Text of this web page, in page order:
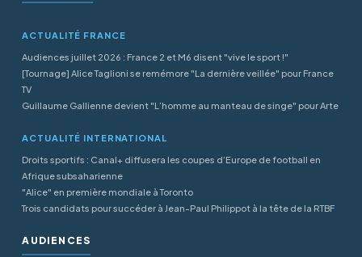
ACTUALITÉ FRANCE
Audiences juillet 2026 : France 2 et M6 disent "vive le sport !"
[Tournage] Alice Taglioni se remémore "La dernière veillée" pour France
TV
Guillaume Gallienne devient "L’homme au manteau de singe" pour Arte
ACTUALITÉ INTERNATIONAL
Droits sportifs : Canal+ diffusera les coupes d’Europe de football en
Afrique subsaharienne
"Alice" en première mondiale à Toronto
Trois candidats pour succéder à Jean-Paul Philippot à la tête de la RTBF
AUDIENCES